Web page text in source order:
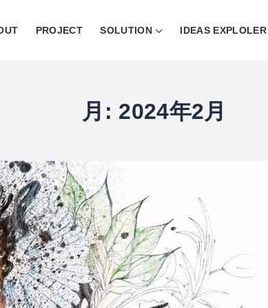
PROJECT SOLUTION IDEAS EXPLOLER
月: 2024年2月